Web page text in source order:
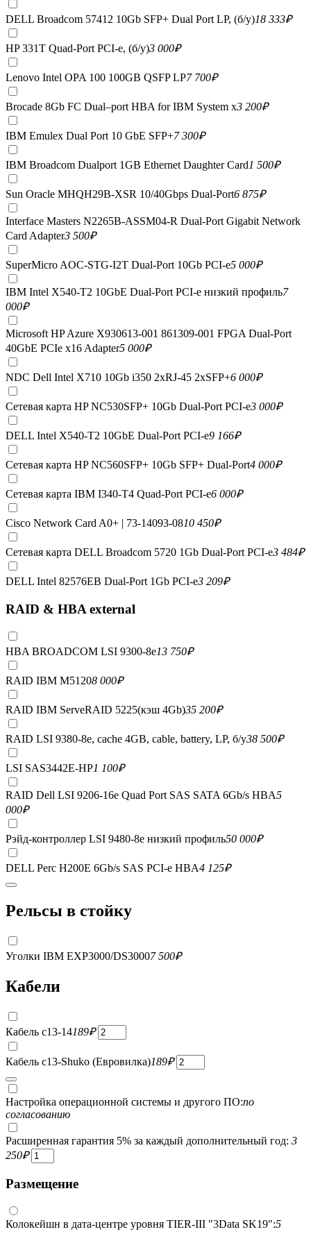
DELL Broadcom 57412 10Gb SFP+ Dual Port LP, (б/у)18 333₽
HP 331T Quad-Port PCI-e, (б/у)3 000₽
Lenovo Intel OPA 100 100GB QSFP LP7 700₽
Brocade 8Gb FC Dual–port HBA for IBM System x3 200₽
IBM Emulex Dual Port 10 GbE SFP+7 300₽
IBM Broadcom Dualport 1GB Ethernet Daughter Card1 500₽
Sun Oracle MHQH29B-XSR 10/40Gbps Dual-Port6 875₽
Interface Masters N2265B-ASSM04-R Dual-Port Gigabit Network
Card Adapter3 500₽
SuperMicro AOC-STG-I2T Dual-Port 10Gb PCI-e5 000₽
IBM Intel X540-T2 10GbE Dual-Port PCI-e низкий профиль7
000₽
Microsoft HP Azure X930613-001 861309-001 FPGA Dual-Port
40GbE PCIe x16 Adapter5 000₽
NDC Dell Intel X710 10Gb i350 2xRJ-45 2xSFP+6 000₽
Сетевая карта HP NC530SFP+ 10Gb Dual-Port PCI-e3 000₽
DELL Intel X540-T2 10GbE Dual-Port PCI-e9 166₽
Сетевая карта HP NC560SFP+ 10Gb SFP+ Dual-Port4 000₽
Сетевая карта IBM I340-T4 Quad-Port PCI-e6 000₽
Cisco Network Card A0+ | 73-14093-0810 450₽
Сетевая карта DELL Broadcom 5720 1Gb Dual-Port PCI-e3 484₽
DELL Intel 82576EB Dual-Port 1Gb PCI-e3 209₽
RAID & HBA external
HBA BROADCOM LSI 9300-8e13 750₽
RAID IBM M51208 000₽
RAID IBM ServeRAID 5225(кэш 4Gb)35 200₽
RAID LSI 9380-8e, сache 4GB, cable, battery, LP, б/у38 500₽
LSI SAS3442E-HP1 100₽
RAID Dell LSI 9206-16e Quad Port SAS SATA 6Gb/s HBA5
000₽
Рэйд-контроллер LSI 9480-8e низкий профиль50 000₽
DELL Perc H200E 6Gb/s SAS PCI-e HBA4 125₽
Рельсы в стойку
Уголки IBM EXP3000/DS30007 500₽
Кабели
Кабель c13-14189₽
Кабель c13-Shuko (Евровилка)189₽
Настройка операционной системы и другого ПО:по
согласованию
Расширенная гарантия 5% за каждый дополнительный год: 3
250₽
Размещение
Колокейшн в дата-центре уровня TIER-III "3Data SK19":5